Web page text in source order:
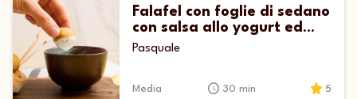
Falafel con foglie di sedano
con salsa allo yogurt ed
erba cipollina
Pasquale
Media 30 min 5